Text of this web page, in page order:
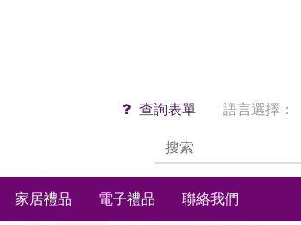
語言選擇：
查詢表單
家居禮品 電子禮品 聯絡我們